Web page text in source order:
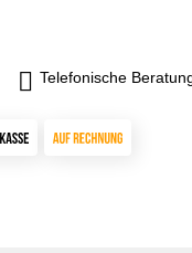
Telefonische